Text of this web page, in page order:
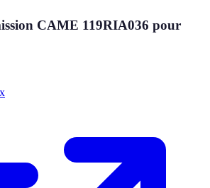
CAME 119RIA036 pour